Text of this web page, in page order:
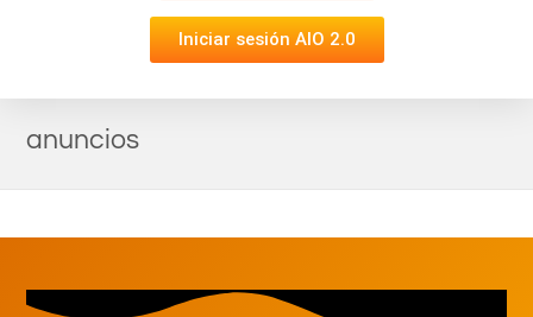
Iniciar sesión AIO 2.0
anuncios